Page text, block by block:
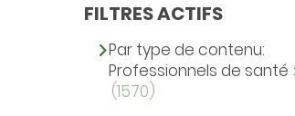
FILTRES ACTIFS
Par type de contenu:
Professionnels de santé
(1570)